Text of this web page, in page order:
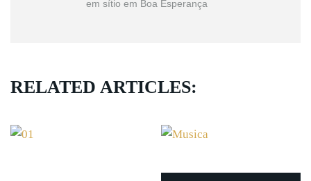
em sítio em Boa Esperança
RELATED ARTICLES: